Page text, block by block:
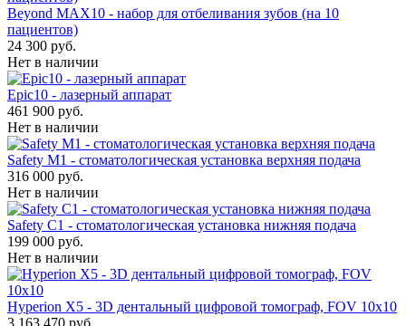
Beyond MAX10 - набор для отбеливания зубов (на 10
пациентов)
24 300 руб.
Нет в наличии
Epic10 - лазерный аппарат
461 900 руб.
Нет в наличии
Safety M1 - стоматологическая установка верхняя подача
316 000 руб.
Нет в наличии
Safety C1 - стоматологическая установка нижняя подача
199 000 руб.
Нет в наличии
Hyperion X5 - 3D дентальный цифровой томограф, FOV 10x10